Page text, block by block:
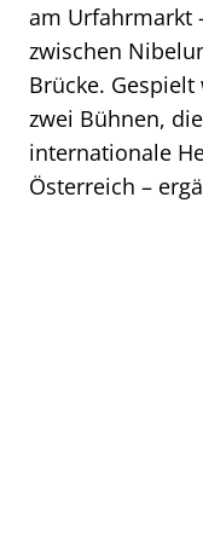
am Urfahrmarkt
zwischen
Brücke.
zwei Bühnen,
internationale
Österreich –